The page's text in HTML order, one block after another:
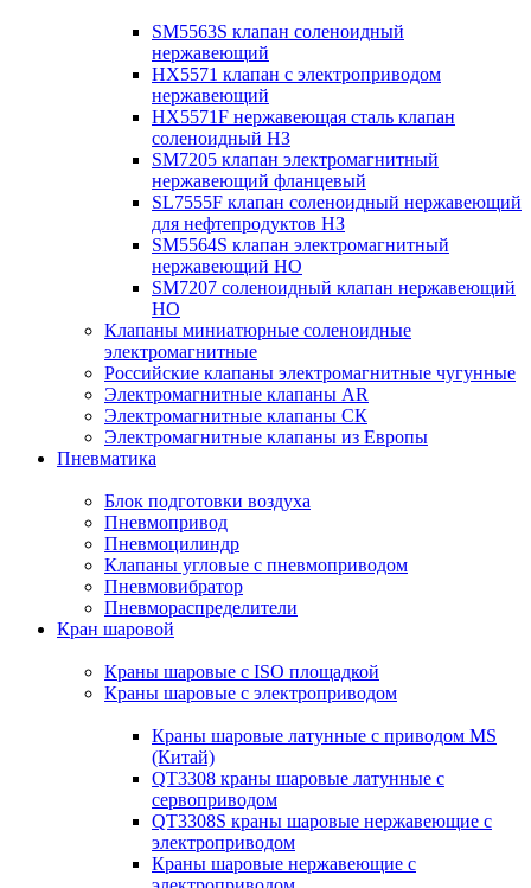
SM5563S клапан соленоидный
нержавеющий
HX5571 клапан с электроприводом
нержавеющий
HX5571F нержавеющая сталь клапан
соленоидный НЗ
SM7205 клапан электромагнитный
нержавеющий фланцевый
SL7555F клапан соленоидный нержавеющий
для нефтепродуктов НЗ
SM5564S клапан электромагнитный
нержавеющий НО
SM7207 соленоидный клапан нержавеющий
НО
Клапаны миниатюрные соленоидные
электромагнитные
Российские клапаны электромагнитные чугунные
Электромагнитные клапаны AR
Электромагнитные клапаны СК
Электромагнитные клапаны из Европы
Пневматика
Блок подготовки воздуха
Пневмопривод
Пневмоцилиндр
Клапаны угловые с пневмоприводом
Пневмовибратор
Пневмораспределители
Кран шаровой
Краны шаровые с ISO площадкой
Краны шаровые с электроприводом
Краны шаровые латунные с приводом MS
(Китай)
QT3308 краны шаровые латунные с
сервоприводом
QT3308S краны шаровые нержавеющие с
электроприводом
Краны шаровые нержавеющие с